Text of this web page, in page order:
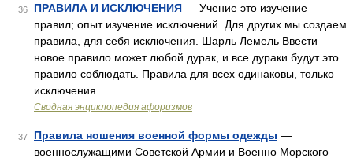
36 ПРАВИЛА И ИСКЛЮЧЕНИЯ — Учение это изучение
правил; опыт изучение исключений. Для других мы создаем
правила, для себя исключения. Шарль Лемель Ввести
новое правило может любой дурак, и все дураки будут это
правило соблюдать. Правила для всех одинаковы, только
исключения …
Сводная энциклопедия афоризмов
37 Правила ношения военной формы одежды —
военнослужащими Советской Армии и Военно Морского